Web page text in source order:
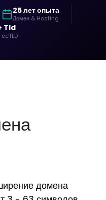
25 лет опыта
Домен & Hosting
Tld
ccTLD
домена